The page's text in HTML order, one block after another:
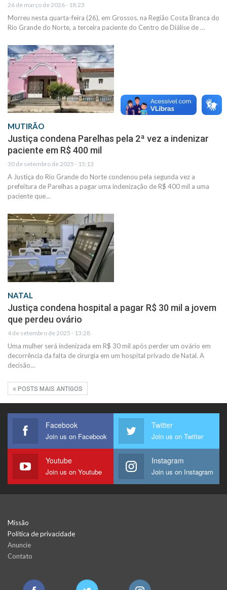
26 de março de 2026 - 18:23
Morreu nesta quarta-feira (26), em Grossos, na Região Costa Branca do
Rio Grande do Norte, a terceira paciente do Centro de Diálise de …
MUTIRÃO
Justiça condena Parelhas pela 2ª vez a indenizar
paciente em R$ 400 mil
30 de setembro de 2025 - 15:13
A Justiça do Rio Grande do Norte condenou pela segunda vez a
prefeitura de Parelhas a pagar uma indenização de R$ 400 mil a uma
paciente que…
NATAL
Justiça condena hospital a pagar R$ 30 mil a jovem
que perdeu ovário
4 de setembro de 2025 - 13:28
Uma mulher será indenizada em R$ 30 mil após perder um ovário em
decorrência da falta de cirurgia em um hospital privado de Natal. A
decisão…
POSTS MAIS ANTIGOS
Facebook
Join us on Facebook
Twitter
Join us on Twitter
Youtube
Join us on Youtube
Instagram
Join us on Instagram
Missão
Política de privacidade
Anuncie
Contato